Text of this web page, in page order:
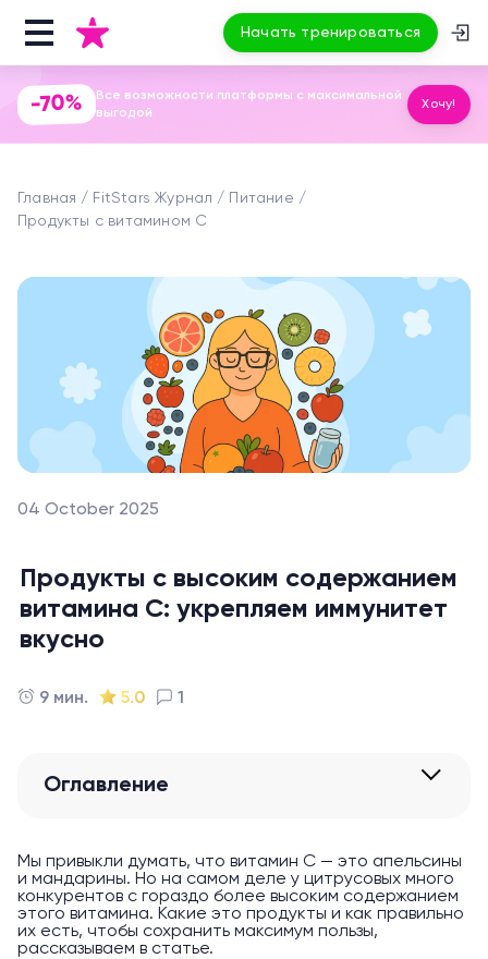
Начать тренироваться
-70%
Все возможности платформы с максимальной
выгодой
Хочу!
Главная FitStars Журнал
Питание
Продукты с витамином C
04 October 2025
Продукты с высоким содержанием
витамина С: укрепляем иммунитет
вкусно
9 мин. 5.0 1
Оглавление
Мы привыкли думать, что витамин С — это апельсины
и мандарины. Но на самом деле у цитрусовых много
конкурентов с гораздо более высоким содержанием
этого витамина. Какие это продукты и как правильно
их есть, чтобы сохранить максимум пользы,
рассказываем в статье.